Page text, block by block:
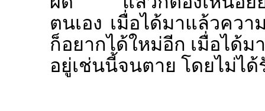
ตนเอง เมื่อได้มาแล้วคว
ก็อยากได้ใหม่อีก เมื่อได้
อยู่เช่นนี้จนตาย โดยไม่ไ